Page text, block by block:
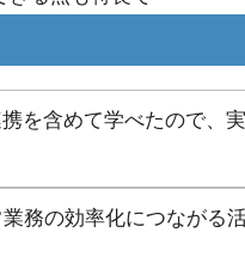
を含めて学べたので、
務の効率化につながる